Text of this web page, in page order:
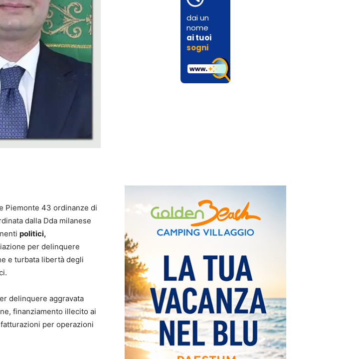
Piemonte 43 ordinanze di
dalla Dda milanese
politici,
per delinquere
e turbata libertà degli
delinquere aggravata
finanziamento illecito ai
per operazioni